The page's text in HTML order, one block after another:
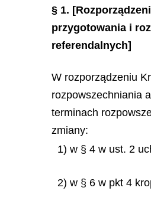
§ 1.
przygotowania i
referendalnych]
W rozporządzeniu
rozpowszechniania
terminach
zmiany:
1) w § 4 w ust. 2
2) w § 6 w pkt 4